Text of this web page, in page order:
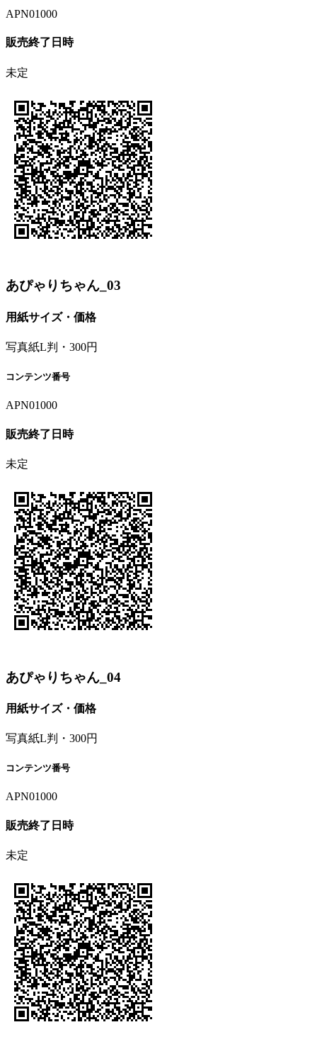
APN01000
販売終了日時
未定
あぴゃりちゃん_03
用紙サイズ・価格
写真紙L判・300円
コンテンツ番号
APN01000
販売終了日時
未定
あぴゃりちゃん_04
用紙サイズ・価格
写真紙L判・300円
コンテンツ番号
APN01000
販売終了日時
未定